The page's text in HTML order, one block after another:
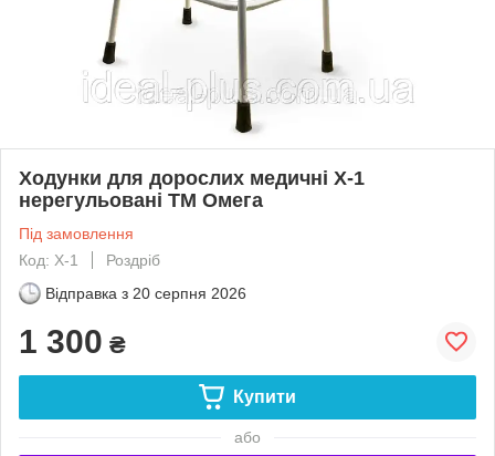
Ходунки для дорослих медичні Х-1
нерегульовані ТМ Омега
Під замовлення
Код: Х-1
Роздріб
Відправка з 20 серпня 2026
1 300 ₴
Купити
або